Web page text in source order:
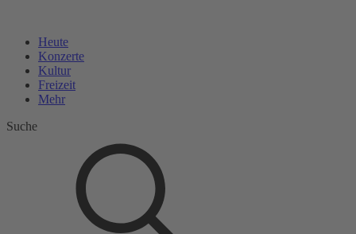
Heute
Konzerte
Kultur
Freizeit
Mehr
Suche